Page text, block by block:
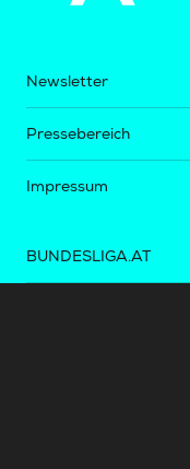
Newsletter
Pressebereich
Impressum
BUNDESLIGA.AT